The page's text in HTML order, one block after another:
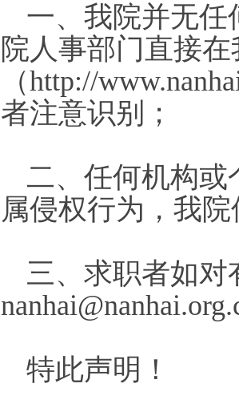
一、我院并无
院人事部门直接
（http://
者注意识别；
二、任何机构
属侵权行为，我
三、求职者如对
特此声明！